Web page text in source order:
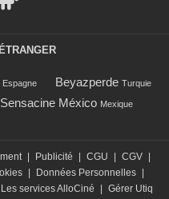
Espagne Beyazperde Turquie
Sensacine México Mexique
| Publicité | CGU | CGV |
| Données Personnelles |
Les services AlloCiné | Gérer Utiq